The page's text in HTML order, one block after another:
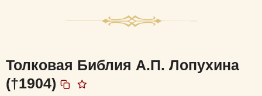
Толковая Библия А.П. Лопухина
(†1904)